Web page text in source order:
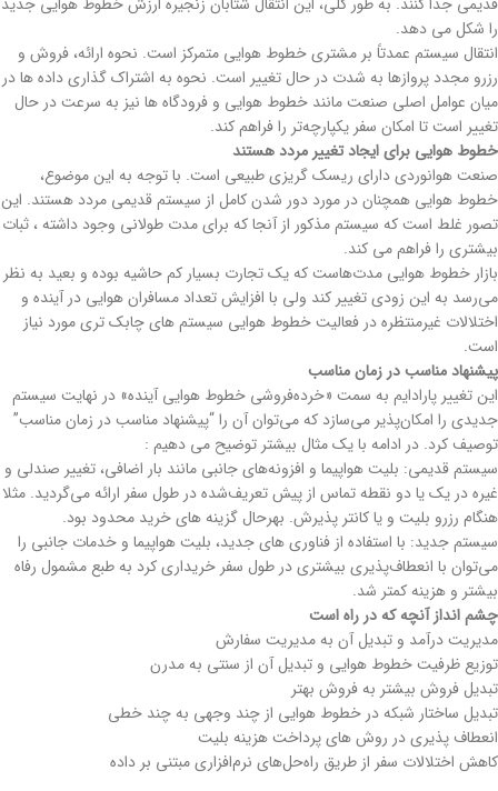
را شکل می دهد.
انتقال سیستم عمدتاً بر مشتری خطوط هوایی متمرکز است. نحوه ارائه، فروش و
رزرو مجدد پروازها به شدت در حال تغییر است. نحوه به اشتراک گذاری داده ها در
میان عوامل اصلی صنعت مانند خطوط هوایی و فرودگاه ها نیز به سرعت در حال
تغییر است تا امکان سفر یکپارچه‌تر را فراهم کند.
خطوط هوایی برای ایجاد تغییر مردد هستند
صنعت هوانوردی دارای ریسک گریزی طبیعی است. با توجه به این موضوع،
خطوط هوایی همچنان در مورد دور شدن کامل از سیستم قدیمی مردد هستند. این
تصور غلط است که سیستم مذکور از آنجا که برای مدت طولانی وجود داشته ، ثبات
بیشتری را فراهم می کند.
بازار خطوط هوایی مدت‌هاست که یک تجارت بسیار کم حاشیه بوده و بعید به نظر
می‌رسد به این زودی تغییر کند ولی با افزایش تعداد مسافران هوایی در آینده و
اختلالات غیرمنتظره‌ در فعالیت‌ خطوط هوایی سیستم های چابک تری مورد نیاز
است.
پیشنهاد مناسب در زمان مناسب
این تغییر پارادایم به سمت «خرده‌فروشی خطوط هوایی آینده» در نهایت سیستم
جدیدی را امکان‌پذیر می‌سازد که می‌توان آن را “پیشنهاد مناسب در زمان مناسب”
توصیف کرد. در ادامه با یک مثال بیشتر توضیح می دهیم :
سیستم قدیمی: بلیت‌ هواپیما و افزونه‌های جانبی مانند بار اضافی، تغییر صندلی و
غیره در یک یا دو نقطه تماس از پیش تعریف‌شده در طول سفر ارائه می‌گردید. مثلا
هنگام رزرو بلیت و یا کانتر پذیرش. بهرحال گزینه های خرید محدود بود.
سیستم جدید: با استفاده از فناوری های جدید، بلیت هواپیما و خدمات جانبی را
می‌توان با انعطاف‌پذیری بیشتری در طول سفر خریداری کرد به طبع مشمول رفاه
بیشتر و هزینه کمتر شد.
چشم انداز آنچه که در راه است
مدیریت درآمد و تبدیل آن به مدیریت سفارش
توزیع ظرفیت خطوط هوایی و تبدیل آن از سنتی به مدرن
تبدیل فروش بیشتر به فروش بهتر
تبدیل ساختار شبکه در خطوط هوایی از چند وجهی به چند خطی
انعطاف پذیری در روش های پرداخت هزینه بلیت
کاهش اختلالات سفر از طریق راه‌حل‌های نرم‌افزاری مبتنی بر داده